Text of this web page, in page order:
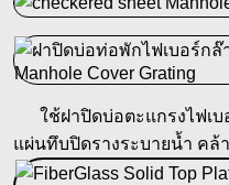
ใช้ฝาปิดบ่อตะแกรงไฟเบ
แผ่นทึบปิดรางระบายน้ำ ค